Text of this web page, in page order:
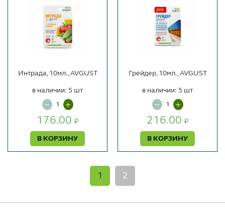
Интрада, 10мл., AVGUST
176.00 ₽
В КОРЗИНУ
в наличии: 5 шт
Грейдер, 10мл., AVGUST
216.00 ₽
В КОРЗИНУ
в наличии: 5 шт
1 2